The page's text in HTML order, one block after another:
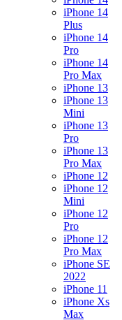
iPhone 14
Plus
iPhone 14
Pro
iPhone 14
Pro Max
iPhone 13
iPhone 13
Mini
iPhone 13
Pro
iPhone 13
Pro Max
iPhone 12
iPhone 12
Mini
iPhone 12
Pro
iPhone 12
Pro Max
iPhone SE
2022
iPhone 11
iPhone Xs
Max